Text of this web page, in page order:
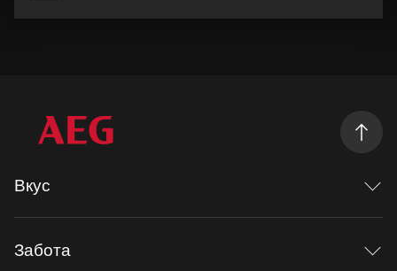
Вкус
Mastery range
Рецепты
Забота